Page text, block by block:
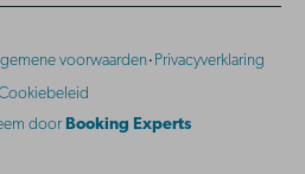
voorwaarden· Privacyverklaring
door Booking Experts